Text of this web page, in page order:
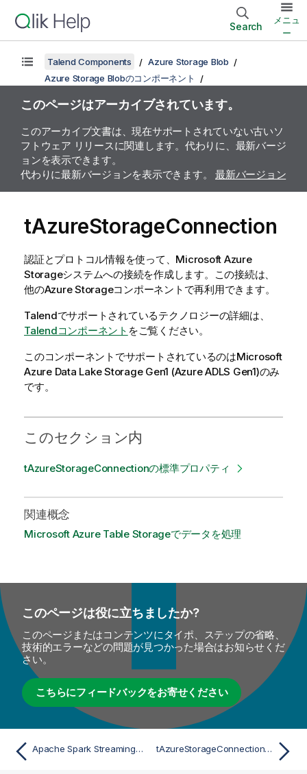
Search
メニュ
ー
Talend Components
Azure Storage Blob
Azure Storage Blobのコンポーネント
このページはアーカイブされています。
このアーカイブ文書は、現在サポートされていない古いソ
フトウェア リリースに関連します。代わりに、最新バージ
ョンを表示できます。
代わりに最新バージョンを表示できます。 最新バージョン
tAzureStorageConnection
認証とプロトコル情報を使って、Microsoft Azure
Storageシステムへの接続を作成します。この接続は、
他のAzure Storageコンポーネントで再利用できます。
Talendでサポートされているテクノロジーの詳細は、
Talendコンポーネント をご覧ください。
このコンポーネントでサポートされているのはMicrosoft
Azure Data Lake Storage Gen1 (Azure ADLS Gen1)のみ
です。
このセクション内
tAzureStorageConnectionの標準プロパティ
関連概念
Microsoft Azure Table Storageでデータを処理
このページは役に立ちましたか?
このページまたはコンテンツにタイポ、ステップの省略、
技術的エラーなどの問題が見つかった場合はお知らせくだ
さい。
こちらにフィードバックをお寄せください
Apache Spark StreamingのtAzureFSConfigurationプロパティ tAzureStorageConnectionの標準プロパティ